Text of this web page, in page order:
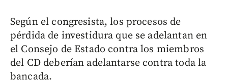
Según el congresista, los procesos de
pérdida de investidura que se adelantan en
el Consejo de Estado contra los miembros
del CD deberían adelantarse contra toda la
bancada.